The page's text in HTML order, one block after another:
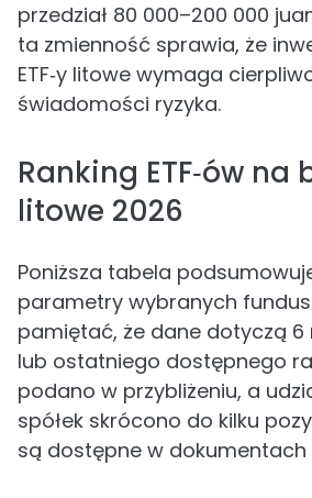
przedział 80 000–200 000
ta zmienność sprawia, że
ETF‑y litowe wymaga
świadomości ryzyka.
Ranking ETF‑ów na
litowe 2026
Poniższa tabela
parametry wybranych
pamiętać, że dane dotyczą 6
lub ostatniego dostępnego
podano w przybliżeniu, a
spółek skrócono do kilku
są dostępne w dokumentach